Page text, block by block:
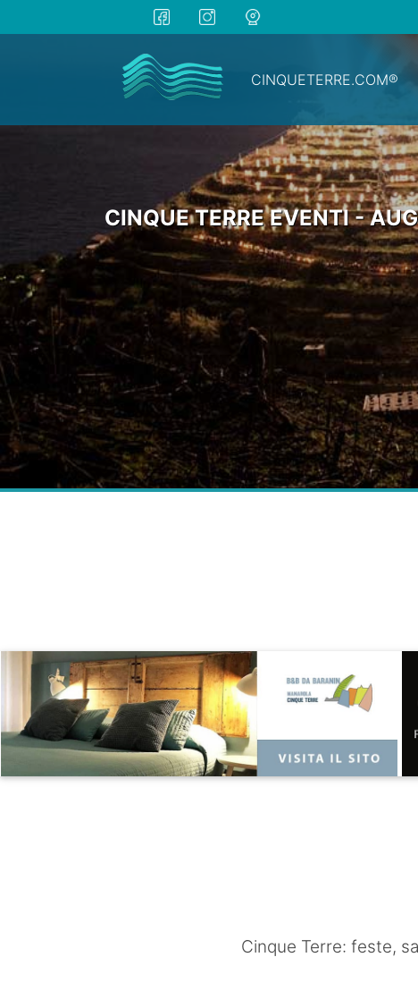
CINQUETERRE.COM®
CINQUE TERRE EVENTI -
Cinque Terre: feste,